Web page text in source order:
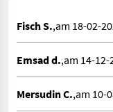
Fisch S.,am 18-02-
Emsad d.,am 14-12-
Mersudin C.,am 10-